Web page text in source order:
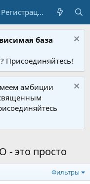
Регистрация
база
Присоединяйтесь!
амбиции
- это просто
Фильтры